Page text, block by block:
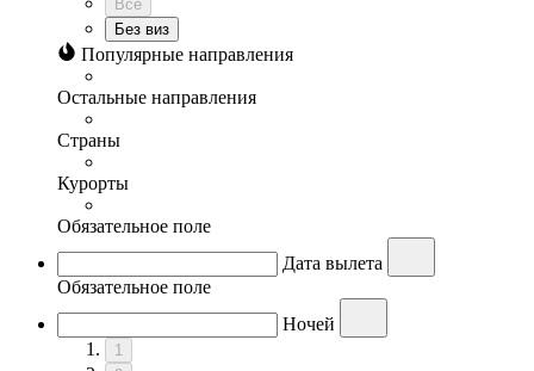
Все
Без виз
Популярные направления
Остальные направления
Страны
Курорты
Обязательное поле
Дата вылета
Обязательное поле
Ночей
1